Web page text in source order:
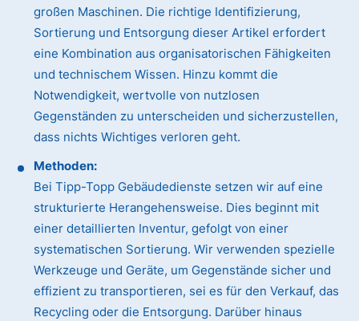
großen Maschinen. Die richtige Identifizierung,
Sortierung und Entsorgung dieser Artikel erfordert
eine Kombination aus organisatorischen Fähigkeiten
und technischem Wissen. Hinzu kommt die
Notwendigkeit, wertvolle von nutzlosen
Gegenständen zu unterscheiden und sicherzustellen,
dass nichts Wichtiges verloren geht.
Methoden:
Bei Tipp-Topp Gebäudedienste setzen wir auf eine
strukturierte Herangehensweise. Dies beginnt mit
einer detaillierten Inventur, gefolgt von einer
systematischen Sortierung. Wir verwenden spezielle
Werkzeuge und Geräte, um Gegenstände sicher und
effizient zu transportieren, sei es für den Verkauf, das
Recycling oder die Entsorgung. Darüber hinaus